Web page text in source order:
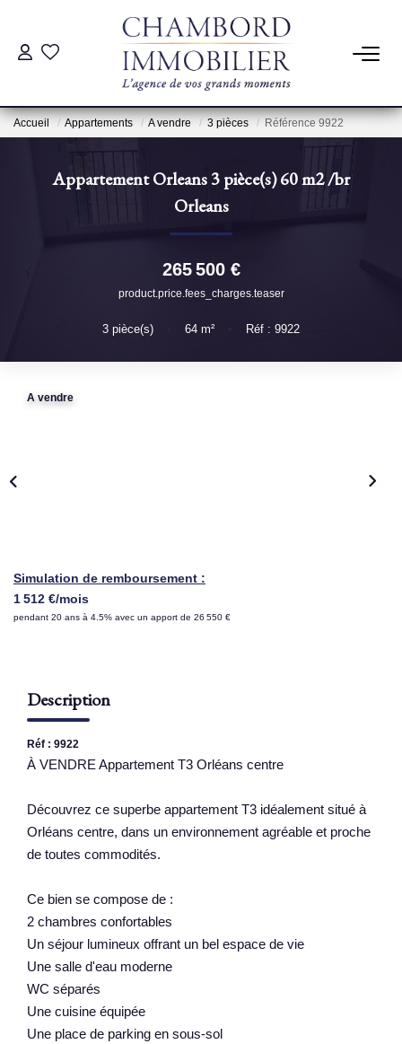
ACHAT
ESTIMATION
Estimation Par Un Professionnel
GESTION
Nos Témoignages
Accueil Appartements A vendre 3 pièces Référence 9922
Appartement Orleans 3 pièce(s) 60 m2/br
Orleans
265 500 €
product.price.fees_charges.teaser
3 pièce(s) • 64 m² • Réf : 9922
A vendre
Simulation de remboursement :
1 512 €/mois
pendant 20 ans à 4.5% avec un apport de 26 550 €
Description
Réf : 9922
À VENDRE Appartement T3 Orléans centre
Découvrez ce superbe appartement T3 idéalement situé à
Orléans centre, dans un environnement agréable et proche
de toutes commodités.
Ce bien se compose de :
2 chambres confortables
Un séjour lumineux offrant un bel espace de vie
Une salle d'eau moderne
WC séparés
Une cuisine équipée
Une place de parking en sous-sol